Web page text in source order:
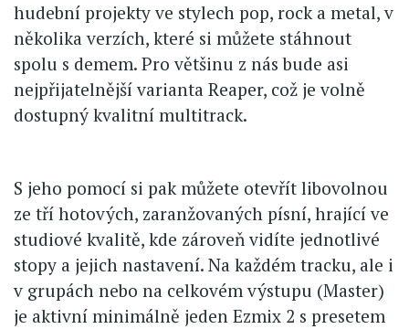
hudební projekty ve stylech pop, rock a metal, v
několika verzích, které si můžete stáhnout
spolu s demem. Pro většinu z nás bude asi
nejpřijatelnější varianta Reaper, což je volně
dostupný kvalitní multitrack.
S jeho pomocí si pak můžete otevřít libovolnou
ze tří hotových, zaranžovaných písní, hrající ve
studiové kvalitě, kde zároveň vidíte jednotlivé
stopy a jejich nastavení. Na každém tracku, ale i
v grupách nebo na celkovém výstupu (Master)
je aktivní minimálně jeden Ezmix 2 s presetem